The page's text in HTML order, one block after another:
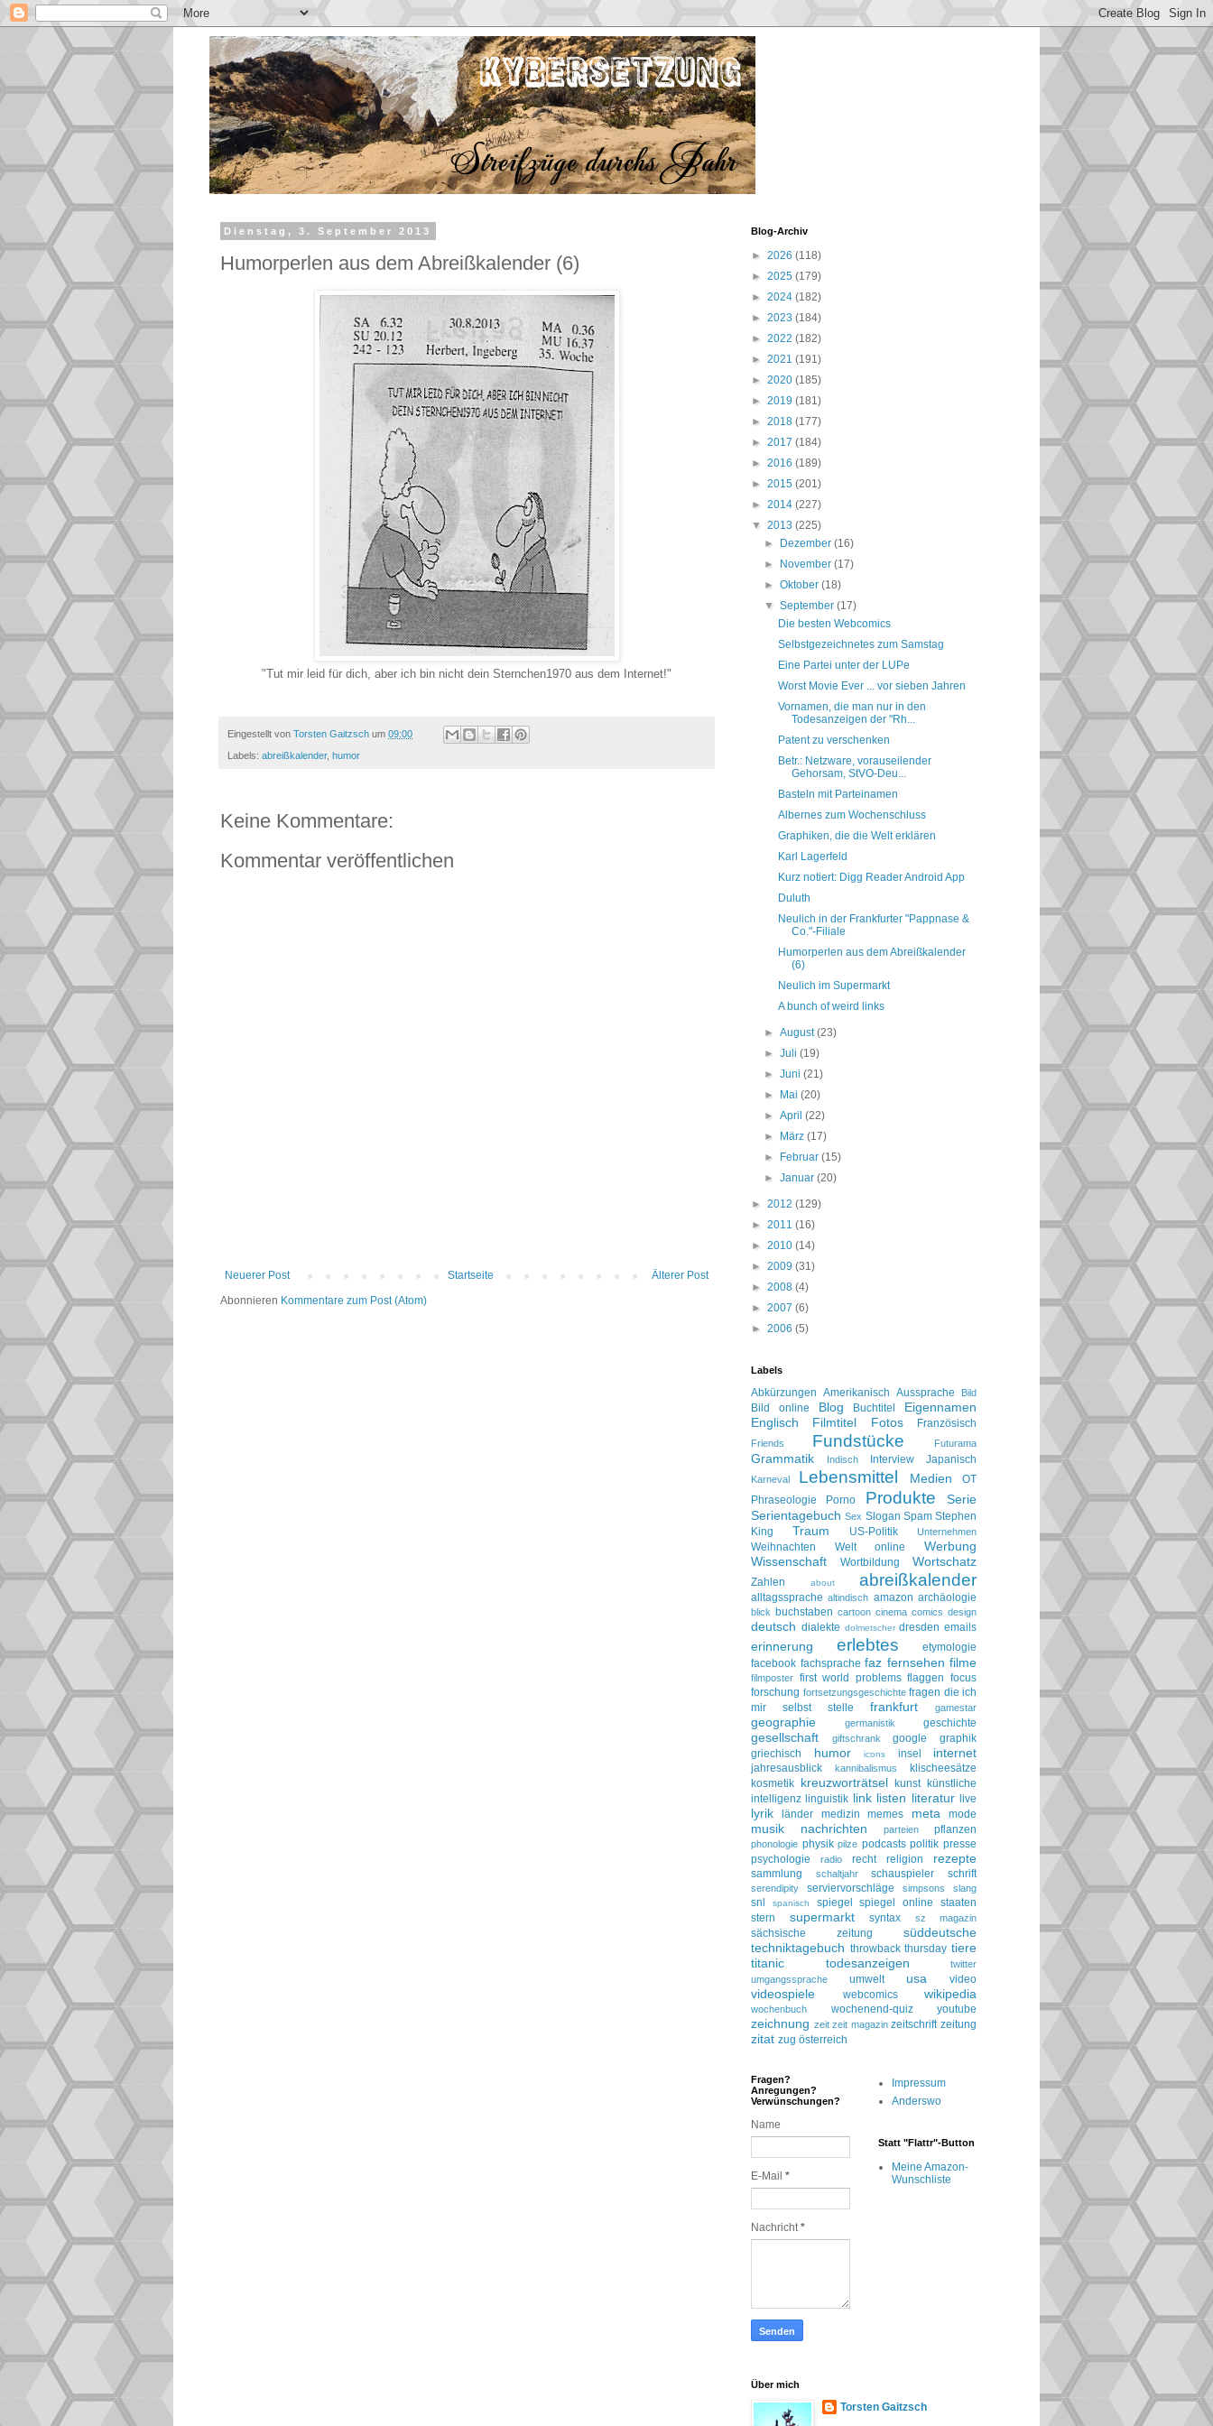
Dienstag, 3. September 2013
Humorperlen aus dem Abreißkalender (6)
"Tut mir leid für dich, aber ich bin nicht dein Sternchen1970 aus dem Internet!"
Eingestellt von Torsten Gaitzsch um 09:00
Labels: abreißkalender, humor
Keine Kommentare:
Kommentar veröffentlichen
Neuerer Post Älterer Post
Startseite
Abonnieren Kommentare zum Post (Atom)
Blog-Archiv
► 2026 (118)
► 2025 (179)
► 2024 (182)
► 2023 (184)
► 2022 (182)
► 2021 (191)
► 2020 (185)
► 2019 (181)
► 2018 (177)
► 2017 (184)
► 2016 (189)
► 2015 (201)
► 2014 (227)
▼ 2013 (225)
►
Dezember(16)
►
November(17)
►Oktober(18)
▼September(17)
Die besten Webcomics
Selbstgezeichnetes zum Samstag
Eine Partei unter der LUPe
Worst Movie Ever ... vor sieben Jahren
Vornamen, die man nur in den
Todesanzeigen der "Rh...
Patent zu verschenken
Betr.: Netzware, vorauseilender
Gehorsam, StVO-Deu...
Basteln mit Parteinamen
Albernes zum Wochenschluss
Graphiken, die die Welt erklären
Karl Lagerfeld
Kurz notiert: Digg Reader Android App
Duluth
Neulich in der Frankfurter "Pappnase &
Co."-Filiale
Humorperlen aus dem Abreißkalender
(6)
Neulich im Supermarkt
A bunch of weird links
►August(23)
►Juli(19)
►Juni(21)
►
Mai(20)
►April(22)
►
März(17)
►
Februar(15)
►Januar(20)
► 2012 (129)
► 2011 (16)
► 2010 (14)
► 2009 (31)
► 2008 (4)
► 2007 (6)
► 2006 (5)
Labels
Abkürzungen Amerikanisch Aussprache Bild
Bild online Blog Buchtitel
Eigennamen
Englisch
Filmtitel Fotos Französisch
Friends Fundstücke Futurama
Grammatik Indisch Interview Japanisch
Karneval Lebensmittel Medien
OT
Phraseologie
Porno Produkte
Serie
Serientagebuch Sex Slogan Spam Stephen
King
Traum US-Politik Unternehmen
Weihnachten Welt online
Werbung
Wissenschaft
Wortbildung Wortschatz
Zahlen about abreißkalender
alltagssprache altindisch amazon archäologie
blick buchstaben cartoon cinema comics design
deutsch dialekte dolmetscher dresden emails
erinnerung erlebtes
etymologie
facebook fachsprache faz fernsehen filme
filmposter first world problems flaggen focus
forschung fortsetzungsgeschichte fragen die ich
mir selbst stelle
frankfurt gamestar
geographie germanistik geschichte
gesellschaft giftschrank google
graphik
griechisch
humor icons insel internet
jahresausblick kannibalismus
klischeesätze
kosmetik kreuzworträtsel kunst
künstliche
intelligenz linguistik link listen literatur live
lyrik länder medizin memes meta mode
musik nachrichten parteien pflanzen
phonologie physik pilze podcasts politik presse
psychologie
radio recht religion rezepte
sammlung schaltjahr schauspieler schrift
serendipity serviervorschläge simpsons slang
snl spanisch spiegel spiegel online
staaten
stern
supermarkt syntax sz magazin
sächsische zeitung
süddeutsche
techniktagebuch throwback thursday tiere
titanic
todesanzeigen
twitter
umgangssprache
umwelt usa video
videospiele webcomics wikipedia
wochenbuch wochenend-quiz youtube
zeichnung zeit zeit magazin zeitschrift zeitung
zitat zug österreich
Fragen?
Anregungen?
Verwünschungen?
Name
E-Mail *
Nachricht*
Impressum
Anderswo
Statt "Flattr"-Button
Meine Amazon-
Wunschliste
Über mich
Torsten Gaitzsch